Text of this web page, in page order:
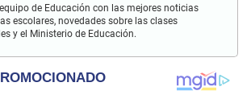
de Educación con las mejores noticias
escolares, novedades sobre las clases
y el Ministerio de Educación.